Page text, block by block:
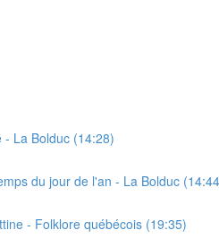
- La Bolduc (14:28)
du jour de l'an - La Bolduc
- Folklore québécois (19:35)